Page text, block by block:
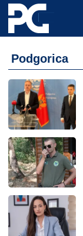
Podgorica